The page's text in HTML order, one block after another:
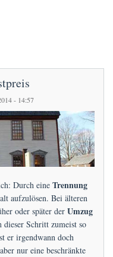
- 14:57
Durch eine Trennung
aufzulösen. Bei älteren
oder später der Umzug
Schritt zumeist so
er irgendwann doch
nur eine beschränkte